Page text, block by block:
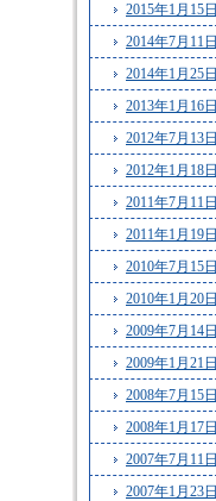
2015年1月15日
2014年7月11日
2014年1月25日
2013年1月16日
2012年7月13日
2012年1月18日
2011年7月11日
2011年1月19日
2010年7月15日
2010年1月20日
2009年7月14日
2009年1月21日
2008年7月15日
2008年1月17日
2007年7月11日
2007年1月23日